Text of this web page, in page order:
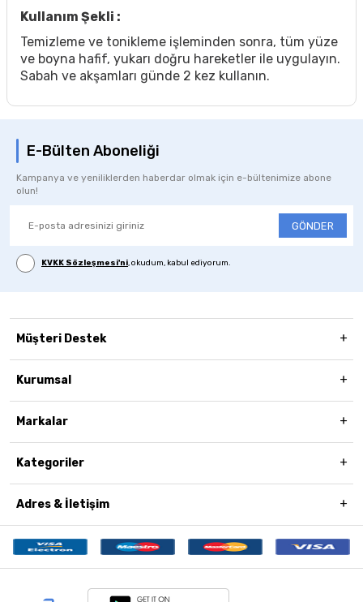
Kullanım Şekli :
Temizleme ve tonikleme işleminden sonra, tüm yüze
ve boyna hafif, yukarı doğru hareketler ile uygulayın.
Sabah ve akşamları günde 2 kez kullanın.
E-Bülten Aboneliği
Kampanya ve yeniliklerden haberdar olmak için e-bültenimize abone
olun!
GÖNDER
KVKK Sözleşmesi'ni, okudum, kabul ediyorum.
Müşteri Destek
Kurumsal
Markalar
Kategoriler
Adres & İletişim